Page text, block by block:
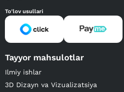
To'lov usullari
Tayyor mahsulotlar
Ilmiy ishlar
3D Dizayn va Vizualizatsiya